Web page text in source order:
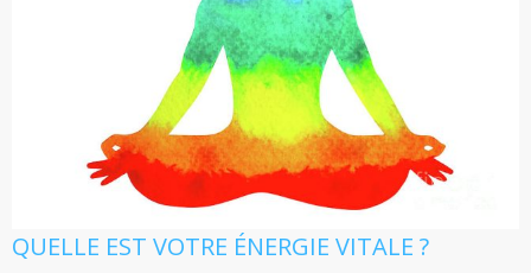
QUELLE EST VOTRE ÉNERGIE VITALE ?